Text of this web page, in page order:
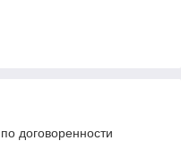
договоренности